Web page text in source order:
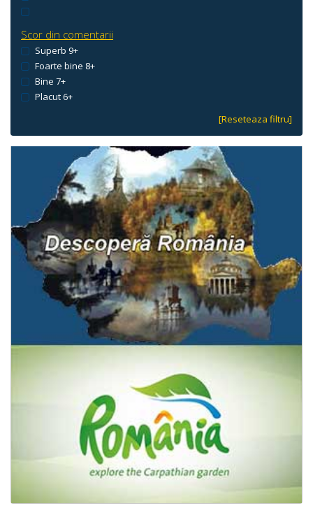
Scor din comentarii
Superb 9+
Foarte bine 8+
Bine 7+
Placut 6+
[Reseteaza filtru]